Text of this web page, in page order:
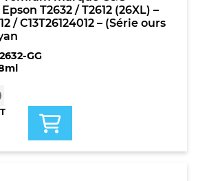
T2632 / T2612 (26XL) –
/ C13T26124012 – (Série ours
GG